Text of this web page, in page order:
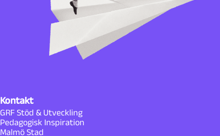
Kontakt
GRF Stöd & Utveckling
Pedagogisk Inspiration
Malmö Stad